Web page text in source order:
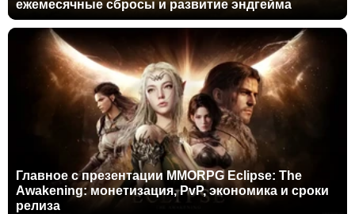
ежемесячные сбросы и развитие эндгейма
Главное с презентации MMORPG Eclipse: The
Awakening: монетизация, PvP, экономика и сроки
релиза